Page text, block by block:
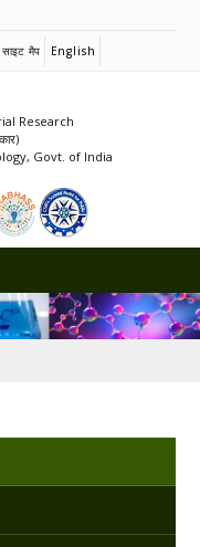
साइट मैप English
Research
Govt. of India